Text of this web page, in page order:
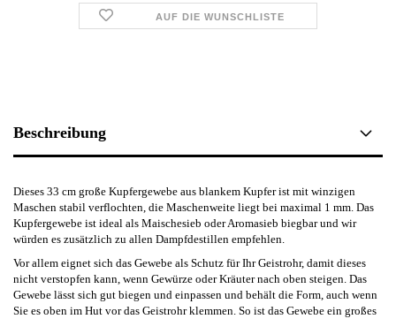
AUF DIE WUNSCHLISTE
Beschreibung
Dieses 33 cm große Kupfergewebe aus blankem Kupfer ist mit winzigen
Maschen stabil verflochten, die Maschenweite liegt bei maximal 1 mm. Das
Kupfergewebe ist ideal als Maischesieb oder Aromasieb biegbar und wir
würden es zusätzlich zu allen Dampfdestillen empfehlen.
Vor allem eignet sich das Gewebe als Schutz für Ihr Geistrohr, damit dieses
nicht verstopfen kann, wenn Gewürze oder Kräuter nach oben steigen. Das
Gewebe lässt sich gut biegen und einpassen und behält die Form, auch wenn
Sie es oben im Hut vor das Geistrohr klemmen. So ist das Gewebe ein großes